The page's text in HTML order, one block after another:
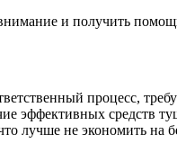
и получить
процесс,
эффективных
лучше не экономить на